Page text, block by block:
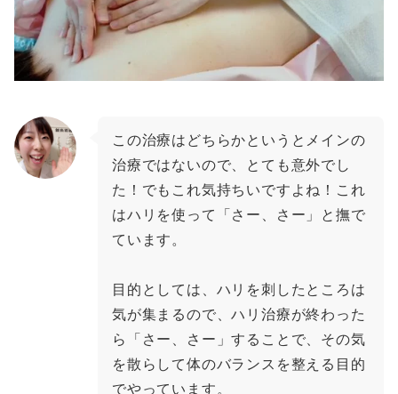
この治療はどちらかというとメインの
治療ではないので、とても意外でし
た！でもこれ気持ちいですよね！これ
はハリを使って「さー、さー」と撫で
ています。
目的としては、ハリを刺したところは
気が集まるので、ハリ治療が終わった
ら「さー、さー」することで、その気
を散らして体のバランスを整える目的
でやっています。